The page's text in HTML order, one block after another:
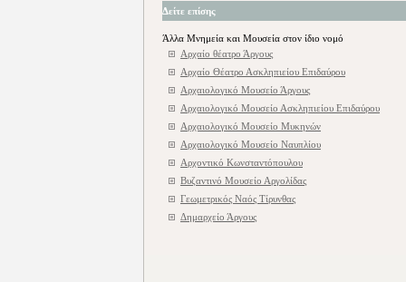
Δείτε επίσης
Άλλα Μνημεία και Μουσεία στον ίδιο νομό
Αρχαίο θέατρο Άργους
Αρχαίο Θέατρο Ασκληπιείου Επιδαύρου
Αρχαιολογικό Μουσείο Άργους
Αρχαιολογικό Μουσείο Ασκληπιείου Επιδαύρου
Αρχαιολογικό Μουσείο Μυκηνών
Αρχαιολογικό Μουσείο Ναυπλίου
Αρχοντικό Κωνσταντόπουλου
Βυζαντινό Μουσείο Αργολίδας
Γεωμετρικός Ναός Τίρυνθας
Δημαρχείο Άργους